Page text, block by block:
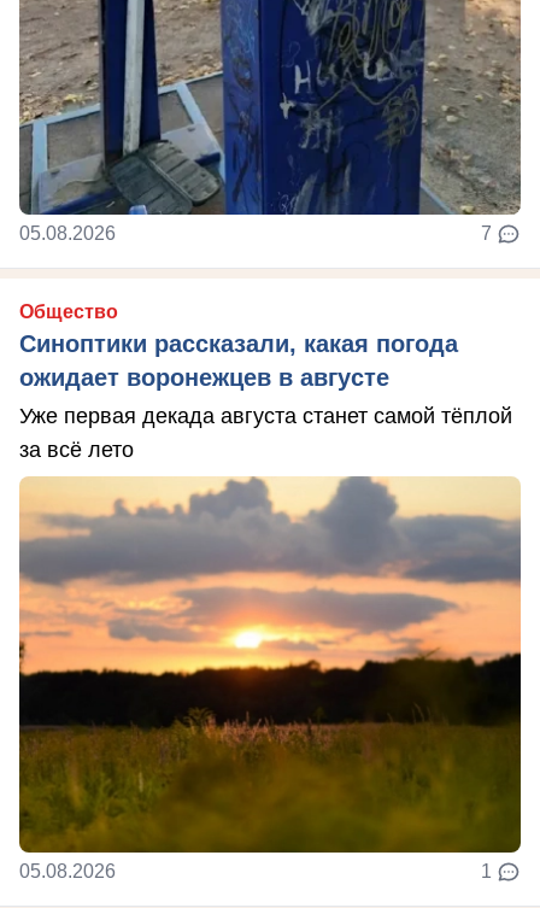
05.08.2026 7
Общество
Синоптики рассказали, какая погода
ожидает воронежцев в августе
Уже первая декада августа станет самой тёплой
за всё лето
05.08.2026 1